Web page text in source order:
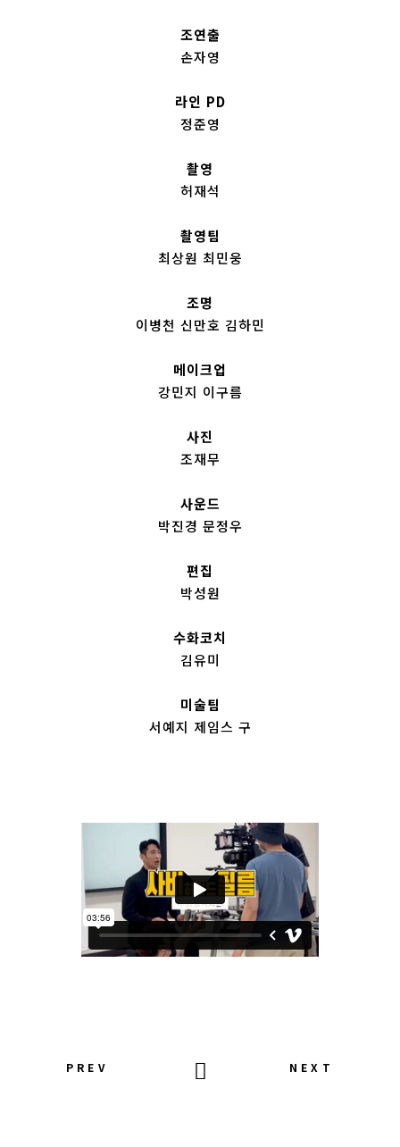
조연출
손자영
라인 PD
정준영
촬영
허재석
촬영팀
최상원 최민웅
조명
이병천 신만호 김하민
메이크업
강민지 이구름
사진
조재무
사운드
박진경 문정우
편집
박성원
수화코치
김유미
미술팀
서예지 제임스 구
PREV NEXT